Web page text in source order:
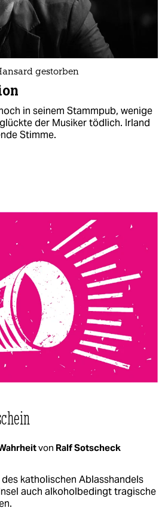
gestorben
in seinem Stammpub, wenige
der Musiker tödlich. Irland
Stimme.
von Ralf Sotscheck
katholischen Ablasshandels
auch alkoholbedingt tragische